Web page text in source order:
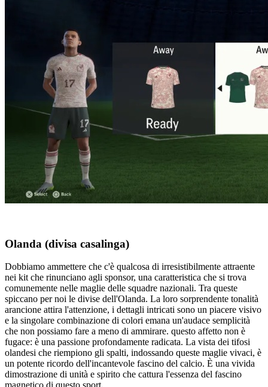
Olanda (divisa casalinga)
Dobbiamo ammettere che c'è qualcosa di irresistibilmente attraente
nei kit che rinunciano agli sponsor, una caratteristica che si trova
comunemente nelle maglie delle squadre nazionali. Tra queste
spiccano per noi le divise dell'Olanda. La loro sorprendente tonalità
arancione attira l'attenzione, i dettagli intricati sono un piacere visivo
e la singolare combinazione di colori emana un'audace semplicità
che non possiamo fare a meno di ammirare. questo affetto non è
fugace: è una passione profondamente radicata. La vista dei tifosi
olandesi che riempiono gli spalti, indossando queste maglie vivaci, è
un potente ricordo dell'incantevole fascino del calcio. È una vivida
dimostrazione di unità e spirito che cattura l'essenza del fascino